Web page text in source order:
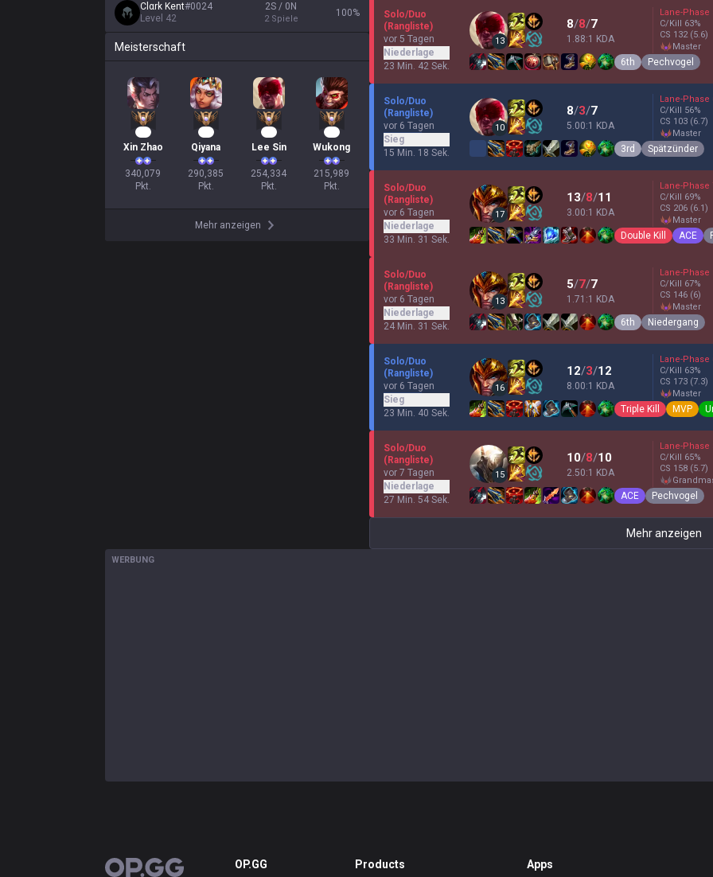
Clαrk Kent#0024
Level 42
2S / 0N
2 Spiele
100%
Meisterschaft
Xin Zhao
340,079
Pkt.
Qiyana
290,385
Pkt.
Lee Sin
254,334
Pkt.
Wukong
215,989
Pkt.
Mehr anzeigen
Solo/Duo
(Rangliste)
vor 5 Tagen
Niederlage
23 Min. 42 Sek.
13
8/8/7
1.88:1 KDA
Lane-Phase
C/Kill 63%
CS 132 (5.6)
master
6th Pechvogel
Solo/Duo
(Rangliste)
vor 6 Tagen
Sieg
15 Min. 18 Sek.
10
8/3/7
5.00:1 KDA
Lane-Phase
C/Kill 56%
CS 103 (6.7)
master
3rd Spätzünder
Solo/Duo
(Rangliste)
vor 6 Tagen
Niederlage
33 Min. 31 Sek.
17
13/8/11
3.00:1 KDA
Lane-Phase
C/Kill 69%
CS 206 (6.1)
master
Double Kill ACE
Solo/Duo
(Rangliste)
vor 6 Tagen
Niederlage
24 Min. 31 Sek.
13
5/7/7
1.71:1 KDA
Lane-Phase
C/Kill 67%
CS 146 (6)
master
6th Niedergang
Solo/Duo
(Rangliste)
vor 6 Tagen
Sieg
23 Min. 40 Sek.
16
12/3/12
8.00:1 KDA
Lane-Phase
C/Kill 63%
CS 173 (7.3)
master
Triple Kill MVP
Solo/Duo
(Rangliste)
vor 7 Tagen
Niederlage
27 Min. 54 Sek.
15
10/8/10
2.50:1 KDA
Lane-Phase
C/Kill 65%
CS 158 (5.7)
ACE Pechvogel
Mehr anzeigen
WERBUNG
OP.GG OP.GG Products Apps